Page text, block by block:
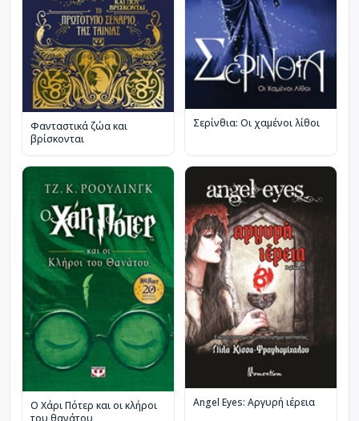
Φανταστικά ζώα και
βρίσκονται
Σερίνθια: Οι χαμένοι λίθοι
Ο Χάρι Πότερ και οι κλήροι
Angel Eyes: Αργυρή ιέρεια